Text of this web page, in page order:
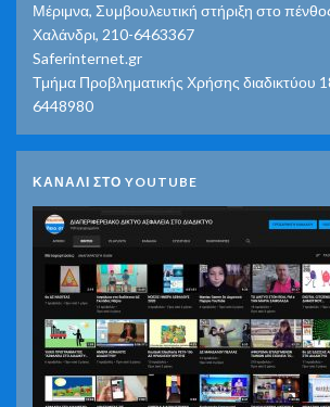
Μέριμνα, Συμβουλευτική στήριξη στο
Χαλάνδρι, 210-6463367
Saferinternet.gr
Τμήμα Προβληματικής Χρήσης διαδικτύου
6448980
ΚΑΝΑΛΙ ΣΤΟ YOUTUBE